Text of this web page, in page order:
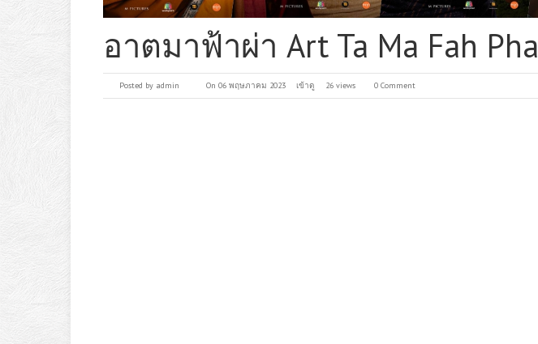
อาตมาฟ้าผ่า Art Ta Ma Fah Pha
Posted by admin On 06 พฤษภาคม 2023 เข้าดู 26 views 0 Comment